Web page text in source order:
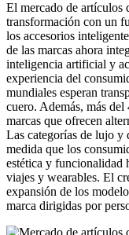
El mercado de artículos
transformación con un
los accesorios
de las marcas ahora
inteligencia artificial y
experiencia del
mundiales esperan
cuero. Además, más del
marcas que ofrecen
Las categorías de lujo y
medida que los
estética y funcionalidad
viajes y wearables. El
expansión de los
marca dirigidas por